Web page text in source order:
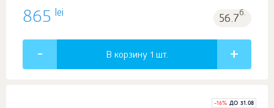
865 lei 56.7б.
В корзину 1 шт.
-16% ДО 31.08